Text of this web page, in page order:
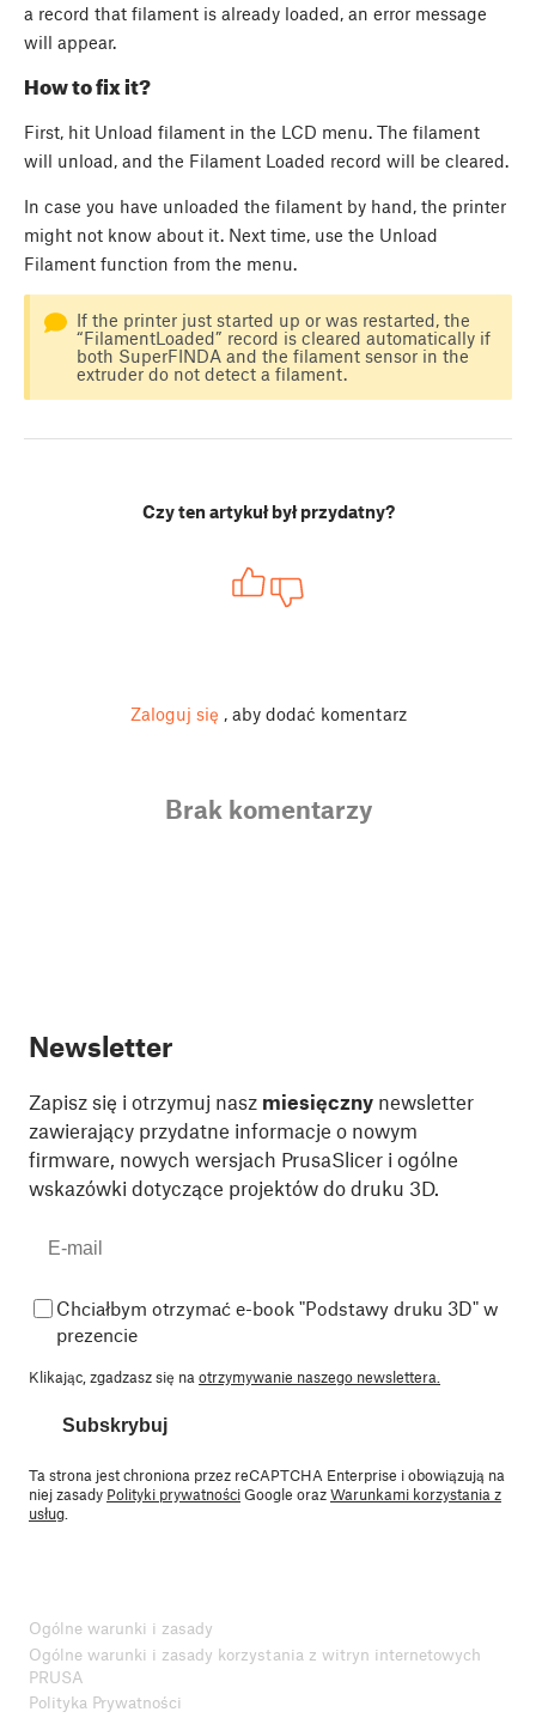
a record that filament is already loaded, an error message
will appear.
How to fix it?
First, hit Unload filament in the LCD menu. The filament
will unload, and the Filament Loaded record will be cleared.
In case you have unloaded the filament by hand, the printer
might not know about it. Next time, use the Unload
Filament function from the menu.
If the printer just started up or was restarted, the
“FilamentLoaded” record is cleared automatically if
both SuperFINDA and the filament sensor in the
extruder do not detect a filament.
Czy ten artykuł był przydatny?
Zaloguj się , aby dodać komentarz
Brak komentarzy
Newsletter
Zapisz się i otrzymuj nasz miesięczny newsletter
zawierający przydatne informacje o nowym
firmware, nowych wersjach PrusaSlicer i ogólne
wskazówki dotyczące projektów do druku 3D.
Chciałbym otrzymać e-book "Podstawy druku 3D" w
prezencie
Klikając, zgadzasz się na otrzymywanie naszego newslettera.
Subskrybuj
Ta strona jest chroniona przez reCAPTCHA Enterprise i obowiązują na
niej zasady Polityki prywatnościGoogle orazWarunkami korzystania z
usług
Ogólne warunki i zasady
Ogólne warunki i zasady korzystania z witryn internetowych
PRUSA
Polityka Prywatności